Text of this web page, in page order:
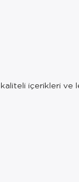
kaliteli içerikleri